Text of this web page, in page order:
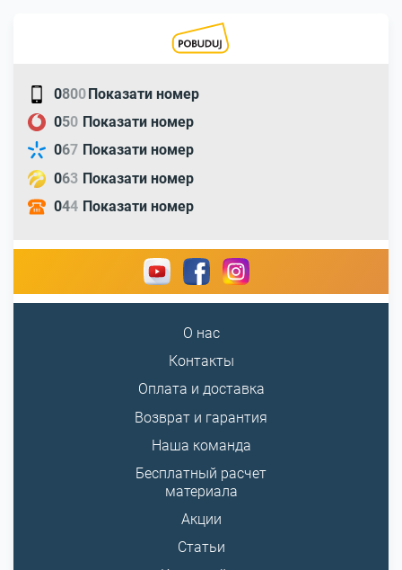
0800Показати номер
050 Показати номер
067 Показати номер
063 Показати номер
044 Показати номер
О нас
Контакты
Оплата и доставка
Возврат и гарантия
Наша команда
Бесплатный расчет
материала
Акции
Статьи